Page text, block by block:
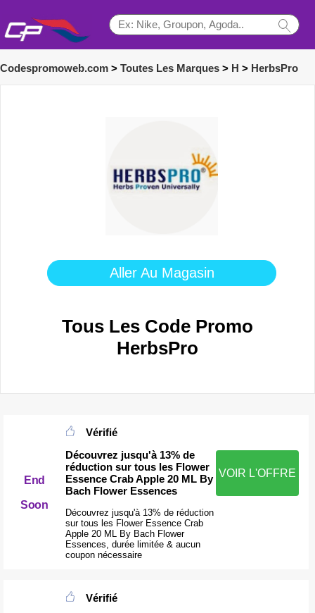
Codespromoweb.com > Toutes Les Marques > H > HerbsPro
Aller Au Magasin
Tous Les Code Promo
HerbsPro
End
Soon
Vérifié
Découvrez jusqu'à 13% de
réduction sur tous les Flower
Essence Crab Apple 20 ML By
Bach Flower Essences
Découvrez jusqu'à 13% de réduction
sur tous les Flower Essence Crab
Apple 20 ML By Bach Flower
Essences, durée limitée & aucun
coupon nécessaire
VOIR L'OFFRE
Vérifié